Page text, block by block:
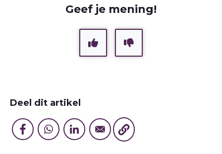
Geef je mening!
Deel dit artikel